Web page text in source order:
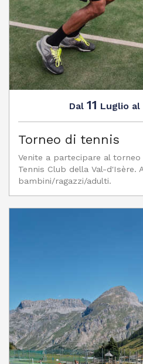
Dal 11 Luglio al
Torneo di tennis
Venite a partecipare al
Tennis Club della Val-d'Isère.
bambini/ragazzi/adulti.